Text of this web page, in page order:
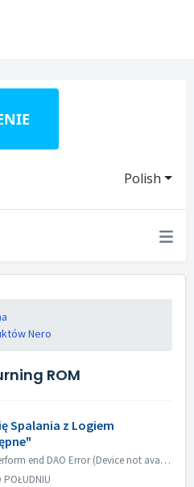
Polish
Nero
ROM
Spalania z Logiem
Oto kilka rozwiązań dla Perform end DAO Error (Device not available). Uaktualnij lub cofnij firmware sterownika Najczęściej problem ten występuje po aktua...